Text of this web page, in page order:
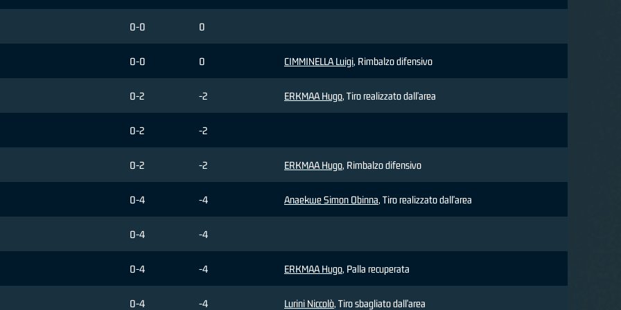
0-0 0
0-0 0 CIMMINELLA Luigi, Rimbalzo difensivo
0-2 -2 ERKMAA Hugo, Tiro realizzato dall'area
0-2 -2
0-2 -2 ERKMAA Hugo, Rimbalzo difensivo
0-4 -4 Anaekwe Simon Obinna, Tiro realizzato dall'area
0-4 -4
0-4 -4 ERKMAA Hugo, Palla recuperata
0-4 -4 Lurini Niccolò, Tiro sbagliato dall'area